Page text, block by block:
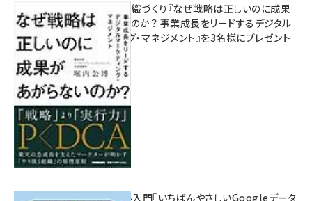
成果を生む組織づくり『なぜ戦略は正しいのに成果
があがらないのか？ 事業成長をリードするデジタル
マーケティング・マネジメント』を3名様にプレゼント
8月7日 10:00
無料BIツール入門『いちばんやさしいGoogleデータ